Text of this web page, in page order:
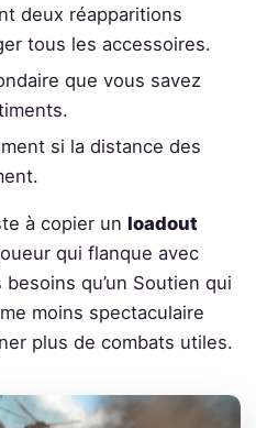
deux réapparitions
tous les accessoires.
que vous savez
si la distance des
à copier un loadout
qui flanque avec
besoins qu’un Soutien qui
moins spectaculaire
plus de combats utiles.